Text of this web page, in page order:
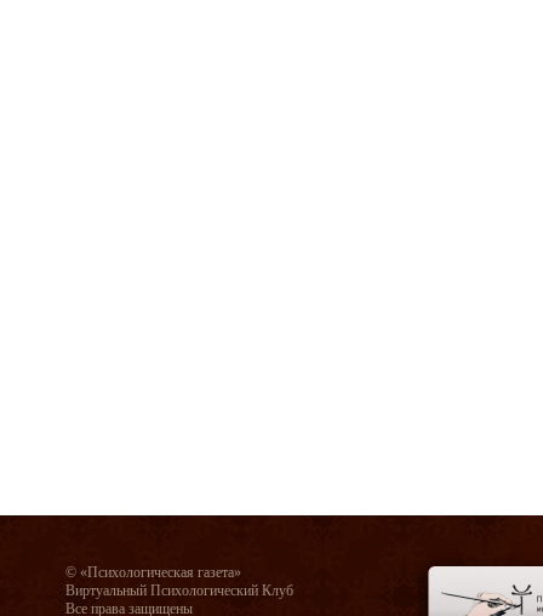
© «Психологическая газета»
Виртуальный Психологический Клуб
Все права защищены